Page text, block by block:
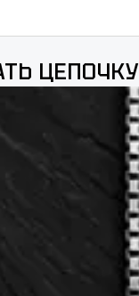
ЦЕПОЧКУ